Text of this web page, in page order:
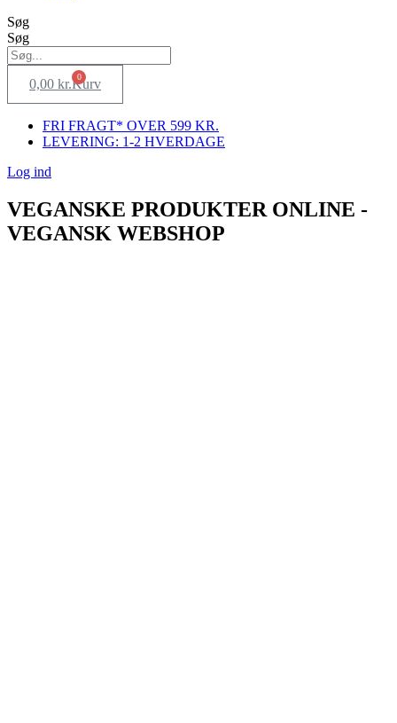
Søg
Søg
0,00 kr. 0
Kurv
FRI FRAGT* OVER 599 KR.
LEVERING: 1-2 HVERDAGE
Log ind
VEGANSKE PRODUKTER ONLINE -
VEGANSK WEBSHOP